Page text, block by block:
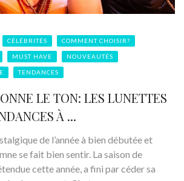
CÉLÉBRITÉS COMMENT CHOISIR?
MUST HAVE NOUVEAUTÉS
TENDANCES
LE TON: LES LUNETTES
À ...
de l’année à bien débutée et
se fait bien sentir. La saison de
cette année, a fini par céder sa